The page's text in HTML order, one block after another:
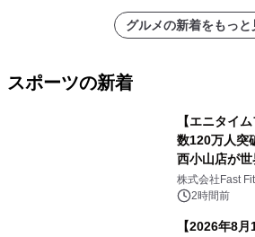
グルメの新着をもっと
スポーツの新着
【エニタイ
数120万人突
西小山店が世
株式会社Fast
2時間前
【2026年8